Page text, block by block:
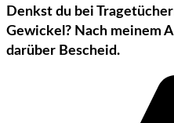
Denkst du bei
Gewickel? Nach meinem
darüber Bescheid.